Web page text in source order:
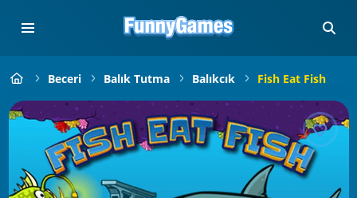
Beceri Balık Tutma Balıkcık Fish Eat Fish